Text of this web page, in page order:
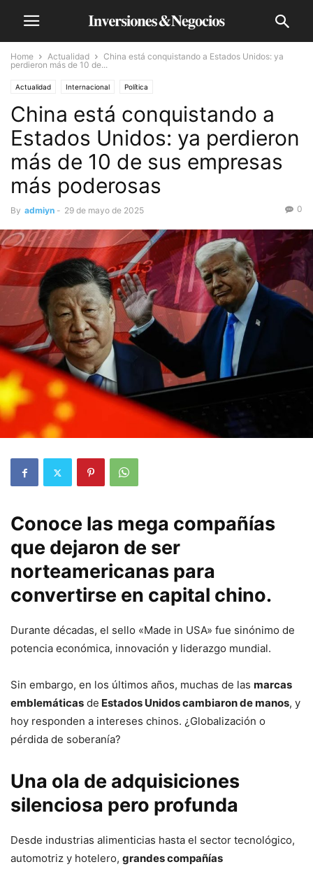
Home Actualidad
China está conquistando a Estados Unidos: ya
perdieron más de 10 de...
Actualidad Internacional Política
China está conquistando a
Estados Unidos: ya perdieron
más de 10 de sus empresas
más poderosas
By admiyn - 29 de mayo de 2025 0
Conoce las mega compañías
que dejaron de ser
norteamericanas para
convertirse en capital chino.
Durante décadas, el sello «Made in USA» fue sinónimo de
potencia económica, innovación y liderazgo mundial.
Sin embargo, en los últimos años, muchas de las marcas
emblemáticas de Estados Unidos cambiaron de manos, y
hoy responden a intereses chinos. ¿Globalización o
pérdida de soberanía?
Una ola de adquisiciones
silenciosa pero profunda
Desde industrias alimenticias hasta el sector tecnológico,
automotriz y hotelero, grandes compañías